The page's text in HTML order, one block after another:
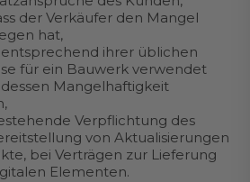
der Verkäufer den Mangel
hat,
ihrer üblichen
für ein Bauwerk verwendet
Mangelhaftigkeit
Verpflichtung des
von Aktualisierungen
bei Verträgen zur Lieferung
Elementen.